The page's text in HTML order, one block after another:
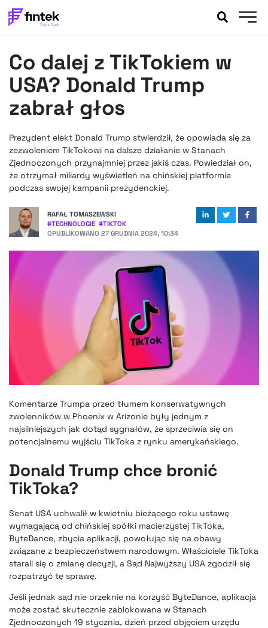
BANKOWOŚĆ
EVENTY
FELIETONY
WYWIADY
PODCASTY
FINTEKEXTRA
OKIEM EKSPERTA
Co dalej z TikTokiem w
USA? Donald Trump
zabrał głos
Prezydent elekt Donald Trump stwierdził, że opowiada się za
zezwoleniem TikTokowi na dalsze działanie w Stanach
Zjednoczonych przynajmniej przez jakiś czas. Powiedział on,
że otrzymał miliardy wyświetleń na chińskiej platformie
podczas swojej kampanii prezydenckiej.
RAFAŁ TOMASZEWSKI
#TECHNOLOGIE #TIKTOK
OPUBLIKOWANO 27 GRUDNIA 2024, 10:34
Komentarze Trumpa przed tłumem konserwatywnych
zwolenników w Phoenix w Arizonie były jednym z
najsilniejszych jak dotąd sygnałów, że sprzeciwia się on
potencjalnemu wyjściu TikToka z rynku amerykańskiego.
Donald Trump chce bronić
TikToka?
Senat USA uchwalił w kwietniu bieżącego roku ustawę
wymagającą od chińskiej spółki macierzystej TikToka,
ByteDance, zbycia aplikacji, powołując się na obawy
związane z bezpieczeństwem narodowym. Właściciele TikToka
starali się o zmianę decyzji, a Sąd Najwyższy USA zgodził się
rozpatrzyć tę sprawę.
Jeśli jednak sąd nie orzeknie na korzyść ByteDance, aplikacja
może zostać skutecznie zablokowana w Stanach
Zjednoczonych 19 stycznia, dzień przed objęciem urzędu